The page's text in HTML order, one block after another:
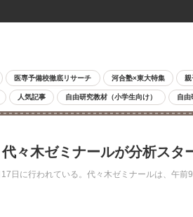
医専予備校徹底リサーチ 河合塾×東大特集 親
人気記事 自由研究教材（小学生向け） 自由
々木ゼミナールが分析スタ
日に行われている。代々木ゼミナールは、午